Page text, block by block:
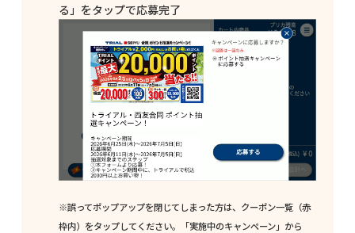
る」をタップで応募完了
※誤ってポップアップを閉じてしまった方は、クーポン一覧（赤
枠内）をタップしてください。「実施中のキャンペーン」から